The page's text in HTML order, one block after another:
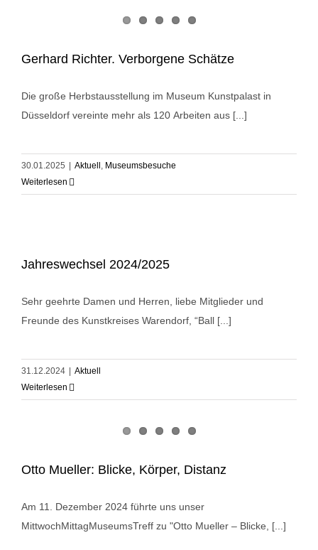
Gerhard Richter. Verborgene Schätze
Die große Herbstausstellung im Museum Kunstpalast in
Düsseldorf vereinte mehr als 120 Arbeiten aus [...]
30.01.2025 Aktuell , Museumsbesuche
Weiterlesen
Jahreswechsel 2024/2025
Sehr geehrte Damen und Herren, liebe Mitglieder und
Freunde des Kunstkreises Warendorf, “Ball [...]
31.12.2024
Aktuell
Weiterlesen
Otto Mueller: Blicke, Körper, Distanz
Am 11. Dezember 2024 führte uns unser
MittwochMittagMuseumsTreff zu "Otto Mueller – Blicke, [...]